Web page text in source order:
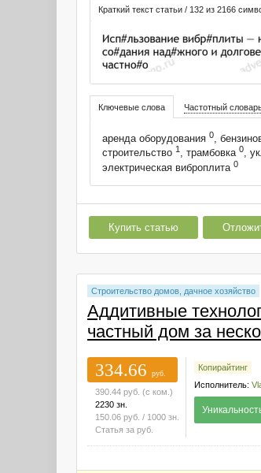
Краткий текст статьи / 132 из 2166
Ключевые слова Частотный
аренда оборудования 0,
строительство 1 , трамбовка 0,
электрическая виброплита 0
Купить статью
Строительство домов, дачное хозяйство
Аддитивные
частный дом за
334.66
руб.
390.44 руб. (с ком.)
2230 зн.
150.06 руб. / 1000 зн.
Статья за руб.
Копирайтинг
Исполнитель: